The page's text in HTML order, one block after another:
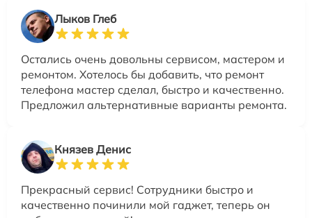
Лыков Глеб
Остались очень довольны сервисом, мастером и
ремонтом. Хотелось бы добавить, что ремонт
телефона мастер сделал, быстро и качественно.
Предложил альтернативные варианты ремонта.
Князев Денис
Прекрасный сервис! Сотрудники быстро и
качественно починили мой гаджет, теперь он